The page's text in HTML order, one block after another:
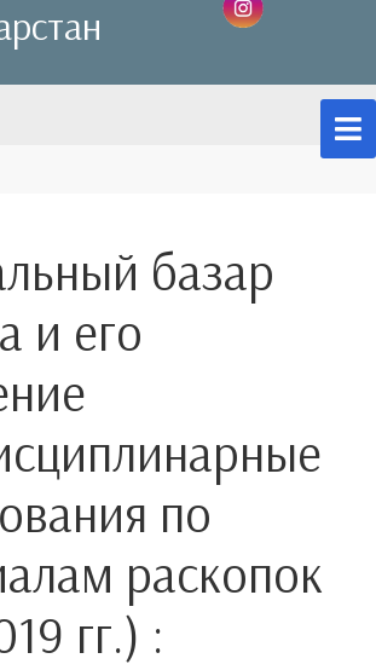
базар
и его
по
раскопок
гг.) :